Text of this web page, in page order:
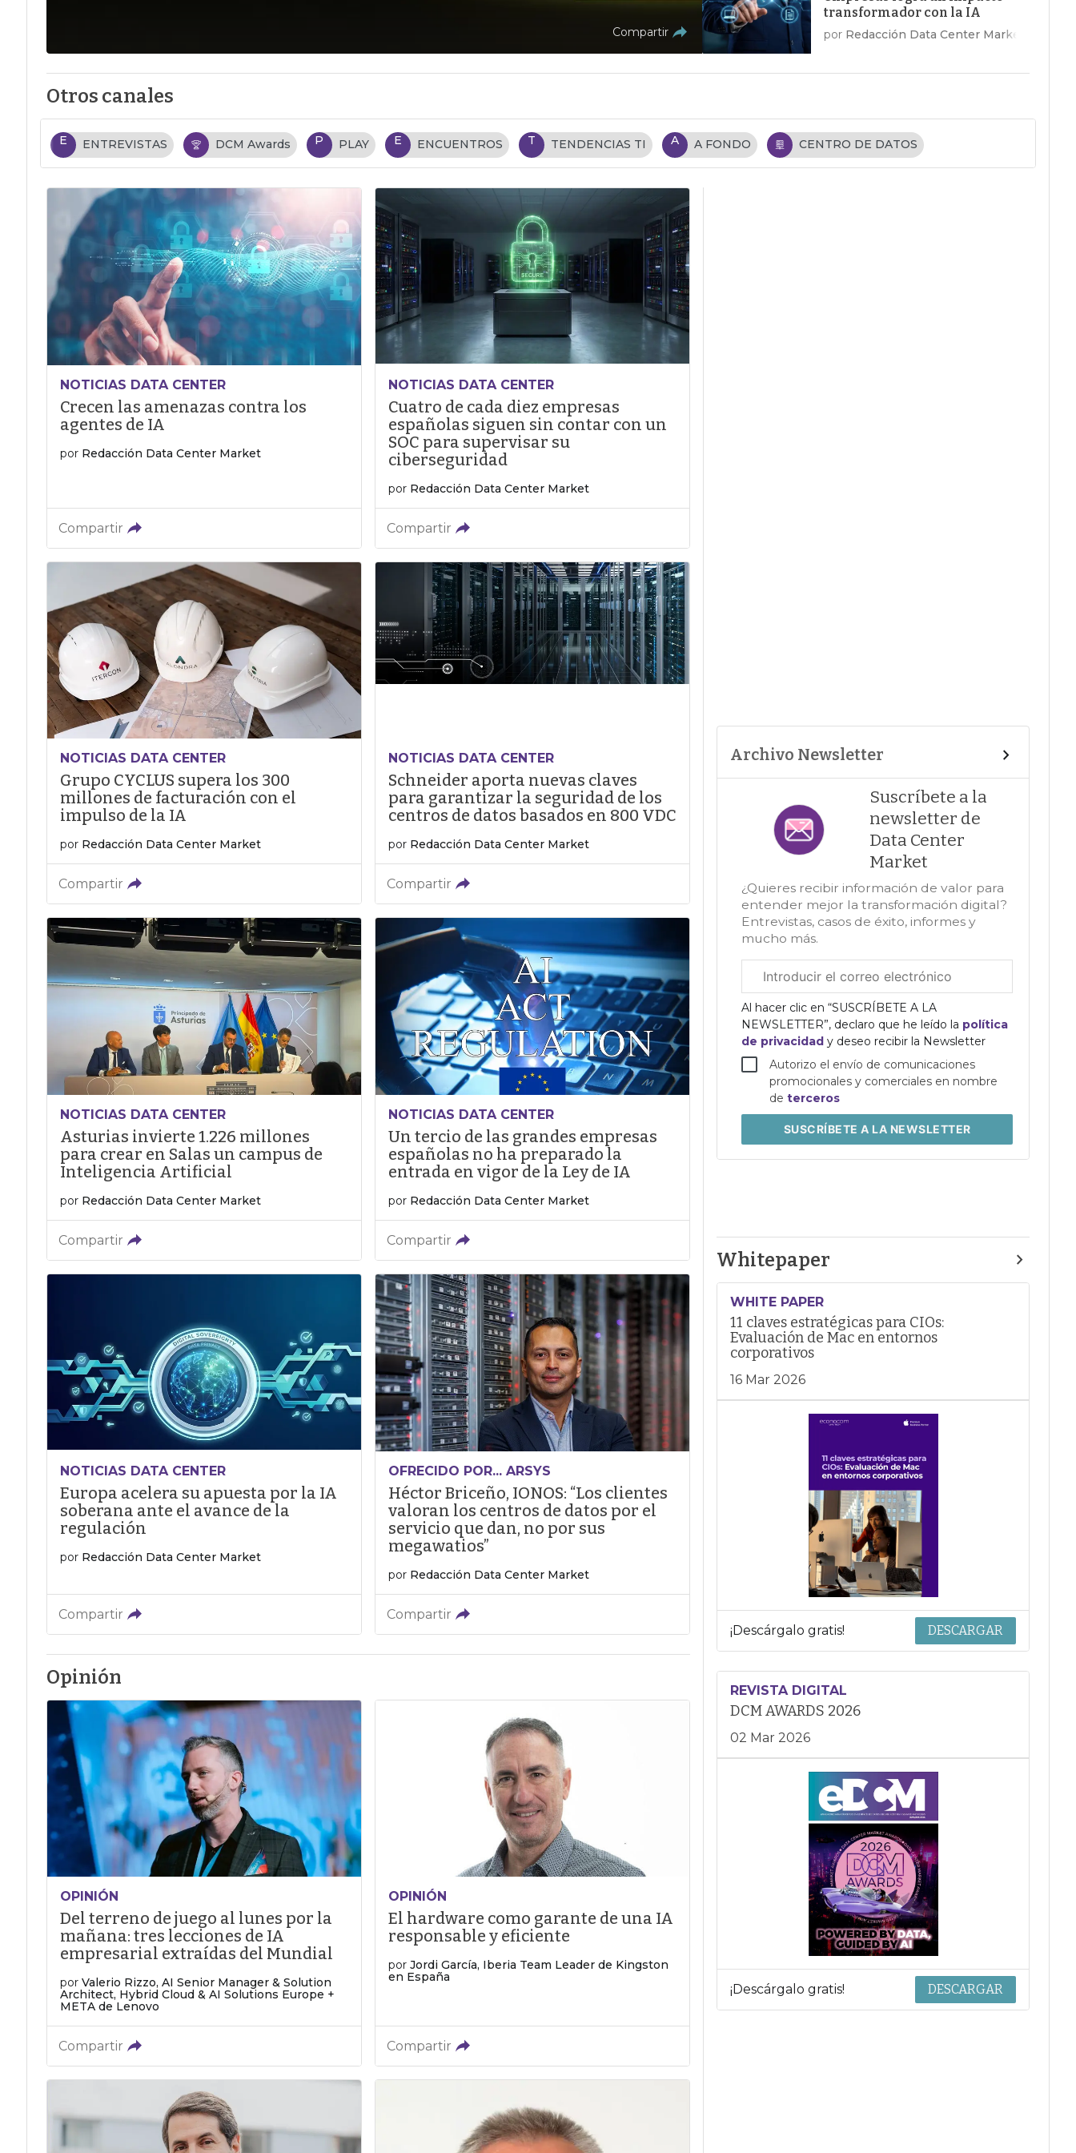
Compartir
transformador con la IA
por Redacción Data Center Market
Otros canales
E ENTREVISTAS DCM Awards P PLAY E ENCUENTROS T TENDENCIAS TI A A FONDO CENTRO DE DATOS
NOTICIAS DATA CENTER
Crecen las amenazas contra los
agentes de IA
por Redacción Data Center Market
Compartir
NOTICIAS DATA CENTER
Cuatro de cada diez empresas
españolas siguen sin contar con un
SOC para supervisar su
ciberseguridad
por Redacción Data Center Market
Compartir
NOTICIAS DATA CENTER
Grupo CYCLUS supera los 300
millones de facturación con el
impulso de la IA
por Redacción Data Center Market
Compartir
NOTICIAS DATA CENTER
Schneider aporta nuevas claves
para garantizar la seguridad de los
centros de datos basados en 800 VDC
por Redacción Data Center Market
Compartir
NOTICIAS DATA CENTER
Asturias invierte 1.226 millones
para crear en Salas un campus de
Inteligencia Artificial
por Redacción Data Center Market
Compartir
NOTICIAS DATA CENTER
Un tercio de las grandes empresas
españolas no ha preparado la
entrada en vigor de la Ley de IA
por Redacción Data Center Market
Compartir
NOTICIAS DATA CENTER
Europa acelera su apuesta por la IA
soberana ante el avance de la
regulación
por Redacción Data Center Market
Compartir
OFRECIDO POR... ARSYS
Héctor Briceño, IONOS: “Los clientes
valoran los centros de datos por el
servicio que dan, no por sus
megawatios”
por Redacción Data Center Market
Compartir
Opinión
OPINIÓN
Del terreno de juego al lunes por la
mañana: tres lecciones de IA
empresarial extraídas del Mundial
por Valerio Rizzo, AI Senior Manager & Solution
Architect, Hybrid Cloud & AI Solutions Europe +
META de Lenovo
Compartir
OPINIÓN
El hardware como garante de una IA
responsable y eficiente
por Jordi García, Iberia Team Leader de Kingston
en España
Compartir
Archivo Newsletter
Suscríbete a la
newsletter de
Data Center
Market
¿Quieres recibir información de valor para
entender mejor la transformación digital?
Entrevistas, casos de éxito, informes y
mucho más.
electrónico
corporativo
Al hacer clic en “SUSCRÍBETE A LA
NEWSLETTER”, declaro que he leído la política
de privacidady deseo recibir la Newsletter
Autorizo el envío de comunicaciones
promocionales y comerciales en nombre
deterceros
SUSCRÍBETEA LA NEWSLETTER
Whitepaper
WHITE PAPER
11 claves estratégicas para CIOs:
Evaluación de Mac en entornos
corporativos
16 Mar 2026
¡Descárgalo gratis! DESCARGAR
REVISTA DIGITAL
DCM AWARDS 2026
02 Mar 2026
¡Descárgalo gratis! DESCARGAR